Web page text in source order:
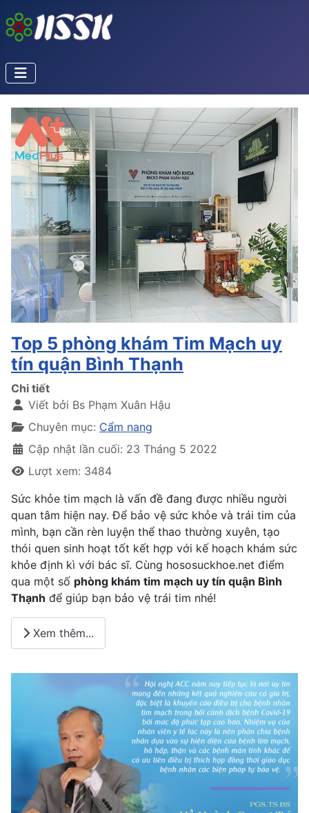
Top 5 phòng khám Tim Mạch uy
tín quận Bình Thạnh
Chi tiết
Viết bởi Bs Phạm Xuân Hậu
Chuyên mục: Cẩm nang
Cập nhật lần cuối: 23 Tháng 5 2022
Lượt xem: 3484
Sức khỏe tim mạch là vấn đề đang được nhiều người
quan tâm hiện nay. Để bảo vệ sức khỏe và trái tim của
mình, bạn cần rèn luyện thể thao thường xuyên, tạo
thói quen sinh hoạt tốt kết hợp với kế hoạch khám sức
khỏe định kì với bác sĩ. Cùng hososuckhoe.net điểm
qua một số phòng khám tim mạch uy tín quận Bình
Thạnh để giúp bạn bảo vệ trái tim nhé!
Xem thêm...